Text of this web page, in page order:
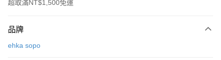
超取滿NT$1,500免運
信用卡一次付款
品牌
ehka sopo